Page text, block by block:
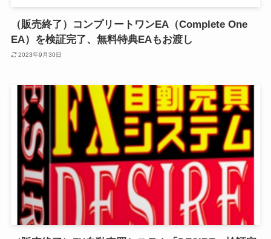
（販売終了）コンプリートワンEA（Complete One
EA）を検証完了、無料特典EAもお渡し
2023年9月30日